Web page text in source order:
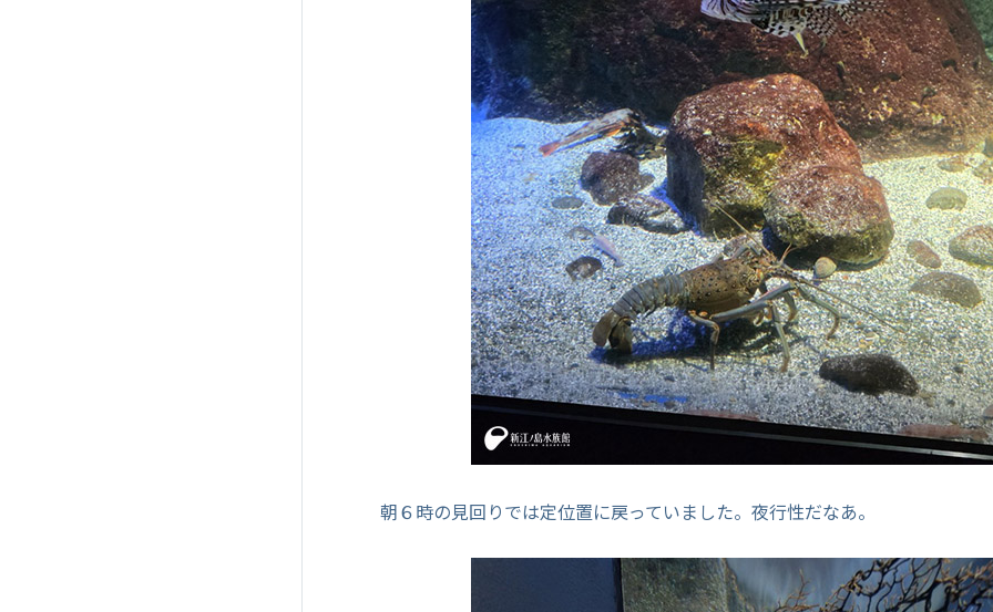
朝６時の見回りでは定位置に戻っていました。夜行性だなあ。